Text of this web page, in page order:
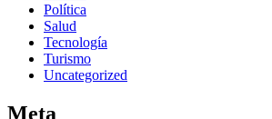
Política
Salud
Tecnología
Turismo
Uncategorized
Meta